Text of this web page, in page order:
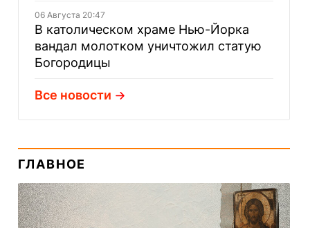
06 Августа 20:47
В католическом храме Нью-Йорка
вандал молотком уничтожил статую
Богородицы
Все новости
ГЛАВНОЕ